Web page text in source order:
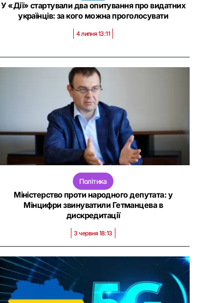
У «Дії» стартували два опитування про видатних
українців: за кого можна проголосувати
4 липня 13:11
Політика
Міністерство проти народного депутата: у
Мінцифри звинуватили Гетманцева в
дискредитації
3 червня 18:13